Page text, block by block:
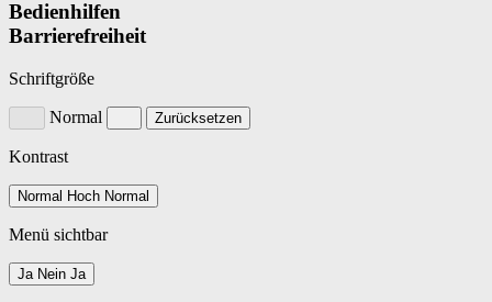
Bedienhilfen
Barrierefreiheit
Schriftgröße
Normal Zurücksetzen
Kontrast
Normal Hoch Normal
Menü sichtbar
Ja Nein Ja